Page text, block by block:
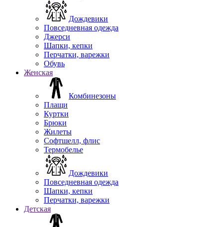
Дождевики
Повседневная одежда
Джерси
Шапки, кепки
Перчатки, варежки
Обувь
Женская
Комбинезоны
Плащи
Куртки
Брюки
Жилеты
Софтшелл, флис
Термобелье
Дождевики
Повседневная одежда
Шапки, кепки
Перчатки, варежки
Детская